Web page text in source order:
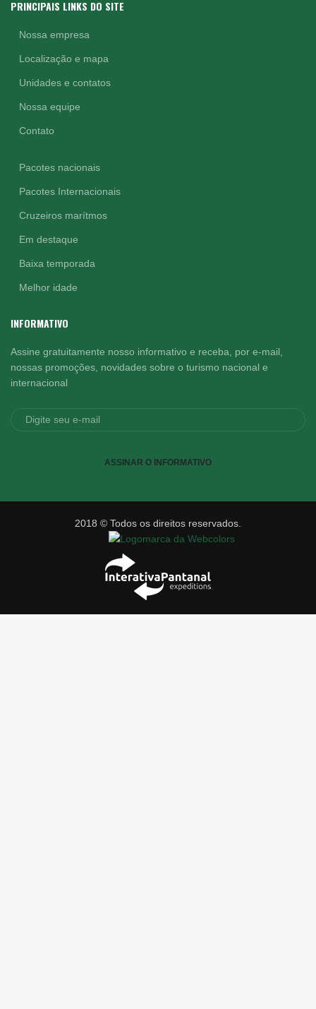
PRINCIPAIS LINKS DO SITE
Nossa empresa
Localização e mapa
Unidades e contatos
Nossa equipe
Contato
Pacotes nacionais
Pacotes Internacionais
Cruzeiros marítmos
Em destaque
Baixa temporada
Melhor idade
INFORMATIVO
Assine gratuitamente nosso informativo e receba, por e-mail,
nossas promoções, novidades sobre o turismo nacional e
internacional
ASSINAR O INFORMATIVO
2018 © Todos os direitos reservados.